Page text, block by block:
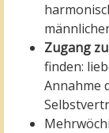
Zugang
finden:
Annahme